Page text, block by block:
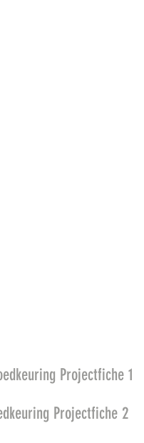
Projectfiche 1
Projectfiche 2